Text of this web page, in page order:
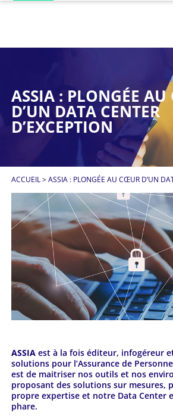
ASSIA : PLONGÉE
D’UN DATA CENTER
D’EXCEPTION
ACCUEIL>ASSIA : PLONGÉE AU CŒUR D’UN
ASSIAest à la fois éditeur, infogéreur
solutions pour l’Assurance de
est de maitriser nos outils et nos
proposant des solutions sur mesures,
propre expertise et notre Data Center
phare.